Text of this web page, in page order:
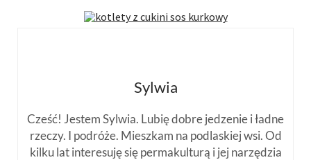
Sylwia
Cześć! Jestem Sylwia. Lubię dobre jedzenie i ładne
rzeczy. I podróże. Mieszkam na podlaskiej wsi. Od
kilku lat interesuję się permakulturą i jej narzędzia